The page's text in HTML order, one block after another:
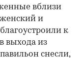
вблизи
и
к
выхода из
снесли,